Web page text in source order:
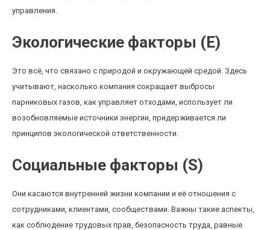
управления.
Экологические факторы (E)
Это всё, что связано с природой и окружающей средой. Здесь
учитывают, насколько компания сокращает выбросы
парниковых газов, как управляет отходами, использует ли
возобновляемые источники энергии, придерживается ли
принципов экологической ответственности.
Социальные факторы (S)
Они касаются внутренней жизни компании и её отношения с
сотрудниками, клиентами, сообществами. Важны такие аспекты,
как соблюдение трудовых прав, безопасность труда, равные